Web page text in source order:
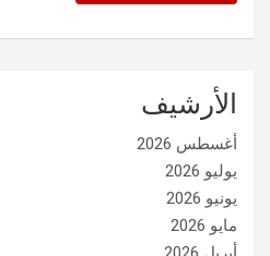
الأرشيف
أغسطس 2026
يوليو 2026
يونيو 2026
مايو 2026